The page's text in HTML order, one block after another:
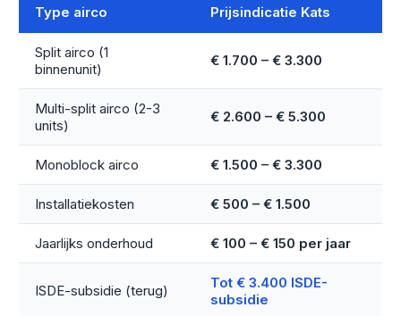
Type airco Prijsindicatie Kats
Split airco (1
binnenunit)
€ 1.700 – € 3.300
Multi-split airco (2-3
units)
€ 2.600 – € 5.300
Monoblock airco € 1.500 – € 3.300
Installatiekosten € 500 – € 1.500
Jaarlijks onderhoud € 100 – € 150 per jaar
ISDE-subsidie (terug)
Tot € 3.400 ISDE-
subsidie